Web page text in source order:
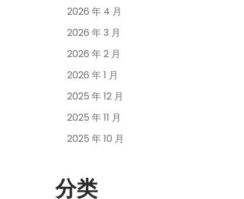
2026 年 4 月
2026 年 3 月
2026 年 2 月
2026 年 1 月
2025 年 12 月
2025 年 11 月
2025 年 10 月
分类